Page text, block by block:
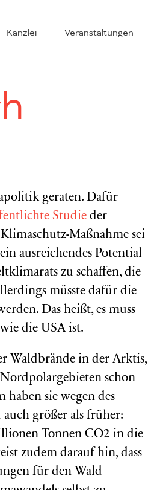
Kanzlei Veranstaltungen
geraten. Dafür
Studie der
Maßnahme sei
ausreichendes Potential
zu schaffen, die
müsste dafür die
Das heißt, es muss
die USA ist.
Waldbrände in der Arktis,
schon
haben sie wegen des
größer als früher:
Tonnen CO2 in die
zudem darauf hin, dass
für den Wald